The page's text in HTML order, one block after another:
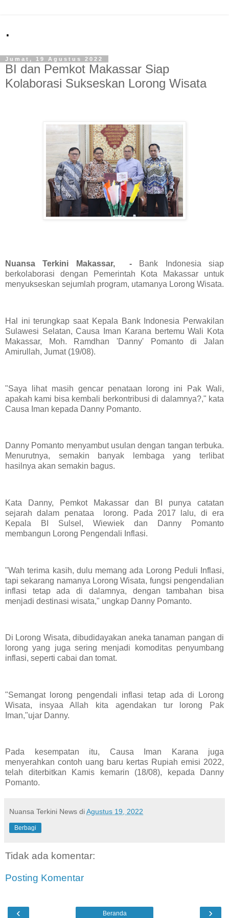
.
Jumat, 19 Agustus 2022
BI dan Pemkot Makassar Siap
Kolaborasi Sukseskan Lorong Wisata
Nuansa Terkini Makassar, - Bank Indonesia siap
berkolaborasi dengan Pemerintah Kota Makassar untuk
menyukseskan sejumlah program, utamanya Lorong Wisata.
Hal ini terungkap saat Kepala Bank Indonesia Perwakilan
Sulawesi Selatan, Causa Iman Karana bertemu Wali Kota
Makassar, Moh. Ramdhan 'Danny' Pomanto di Jalan
Amirullah, Jumat (19/08).
"Saya lihat masih gencar penataan lorong ini Pak Wali,
apakah kami bisa kembali berkontribusi di dalamnya?," kata
Causa Iman kepada Danny Pomanto.
Danny Pomanto menyambut usulan dengan tangan terbuka.
Menurutnya, semakin banyak lembaga yang terlibat
hasilnya akan semakin bagus.
Kata Danny, Pemkot Makassar dan BI punya catatan
sejarah dalam penataa lorong. Pada 2017 lalu, di era
Kepala BI Sulsel, Wiewiek dan Danny Pomanto
membangun Lorong Pengendali Inflasi.
"Wah terima kasih, dulu memang ada Lorong Peduli Inflasi,
tapi sekarang namanya Lorong Wisata, fungsi pengendalian
inflasi tetap ada di dalamnya, dengan tambahan bisa
menjadi destinasi wisata," ungkap Danny Pomanto.
Di Lorong Wisata, dibudidayakan aneka tanaman pangan di
lorong yang juga sering menjadi komoditas penyumbang
inflasi, seperti cabai dan tomat.
"Semangat lorong pengendali inflasi tetap ada di Lorong
Wisata, insyaa Allah kita agendakan tur lorong Pak
Iman,"ujar Danny.
Pada kesempatan itu, Causa Iman Karana juga
menyerahkan contoh uang baru kertas Rupiah emisi 2022,
telah diterbitkan Kamis kemarin (18/08), kepada Danny
Pomanto.
Nuansa Terkini News diAgustus 19, 2022
Berbagi
Tidak ada komentar:
Posting Komentar
‹ ›
Beranda